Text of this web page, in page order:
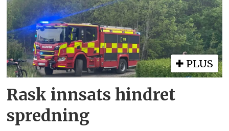
PLUS
Rask innsats hindret
spredning